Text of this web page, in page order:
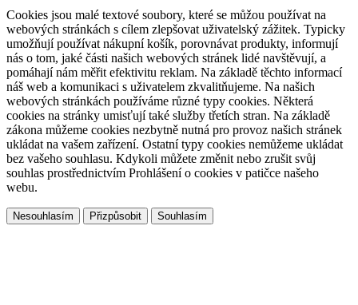
Cookies jsou malé textové soubory, které se můžou používat na
webových stránkách s cílem zlepšovat uživatelský zážitek. Typicky
umožňují používat nákupní košík, porovnávat produkty, informují
nás o tom, jaké části našich webových stránek lidé navštěvují, a
pomáhají nám měřit efektivitu reklam. Na základě těchto informací
náš web a komunikaci s uživatelem zkvalitňujeme. Na našich
webových stránkách používáme různé typy cookies. Některá
cookies na stránky umisťují také služby třetích stran. Na základě
zákona můžeme cookies nezbytně nutná pro provoz našich stránek
ukládat na vašem zařízení. Ostatní typy cookies nemůžeme ukládat
bez vašeho souhlasu. Kdykoli můžete změnit nebo zrušit svůj
souhlas prostřednictvím Prohlášení o cookies v patičce našeho
webu.
Přizpůsobit